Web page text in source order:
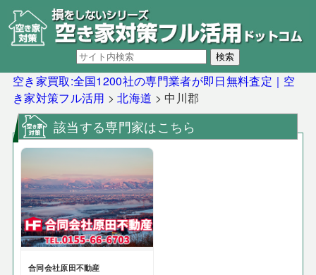
空き家買取:全国1200社の専門業者が即日無料査定｜空
き家対策フル活用 >北海道 > 中川郡
該当する専門家はこちら
合同会社原田不動産